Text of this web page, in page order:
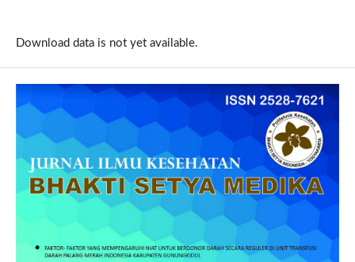
Download data is not yet available.